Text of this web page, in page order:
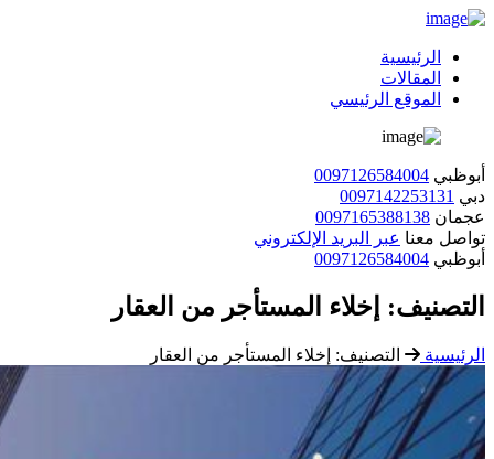
الرئيسية
المقالات
الموقع الرئيسي
أبوظبي 0097126584004
دبي 0097142253131
عجمان 0097165388138
تواصل معنا عبر البريد الإلكتروني
أبوظبي 0097126584004
التصنيف: إخلاء المستأجر من العقار
الرئيسية التصنيف: إخلاء المستأجر من العقار